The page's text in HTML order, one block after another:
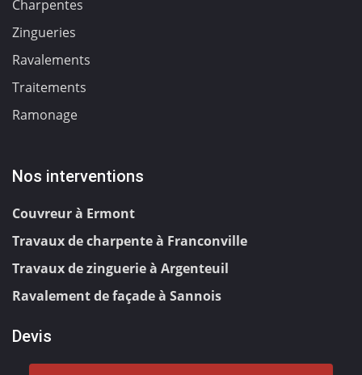
Charpentes
Zingueries
Ravalements
Traitements
Ramonage
Nos interventions
Couvreur à Ermont
Travaux de charpente à Franconville
Travaux de zinguerie à Argenteuil
Ravalement de façade à Sannois
Devis